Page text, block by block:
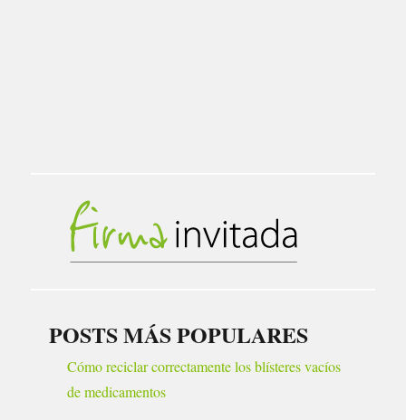
POSTS MÁS POPULARES
Cómo reciclar correctamente los blísteres vacíos
de medicamentos